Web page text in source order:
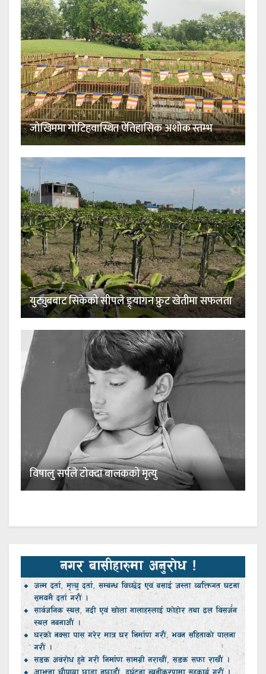
जोखिममा गोटिहवास्थित ऐतिहासिक अशोक स्तम्भ
युट्युबबाट सिकेको सीपले ड्र्यागन फ्रुट खेतीमा सफलता
विषालु सर्पले टोक्दा बालकको मृत्यु